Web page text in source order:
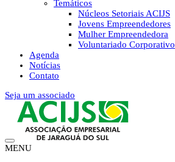
Temáticos
Núcleos Setoriais ACIJS
Jovens Empreendedores
Mulher Empreendedora
Voluntariado Corporativo
Agenda
Notícias
Contato
Seja um associado
MENU